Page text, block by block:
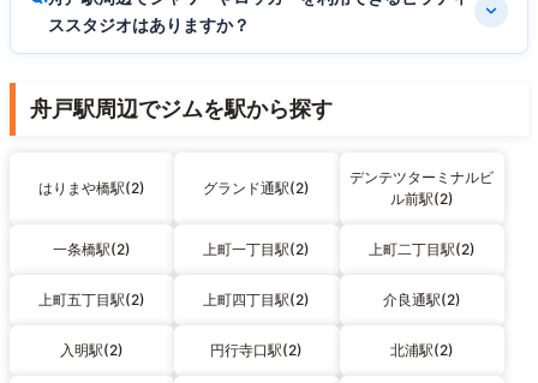
ススタジオはありますか？
舟戸駅周辺でジムを駅から探す
はりまや橋駅(2) グランド通駅(2)
デンテツターミナルビ
ル前駅(2)
一条橋駅(2) 上町一丁目駅(2) 上町二丁目駅(2)
上町五丁目駅(2) 上町四丁目駅(2) 介良通駅(2)
入明駅(2) 円行寺口駅(2) 北浦駅(2)